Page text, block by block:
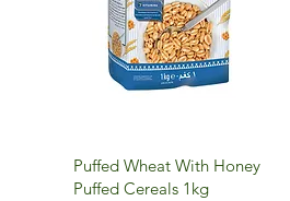
Puffed Wheat With Honey
Puffed Cereals 1kg